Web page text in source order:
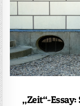
„Zeit“-